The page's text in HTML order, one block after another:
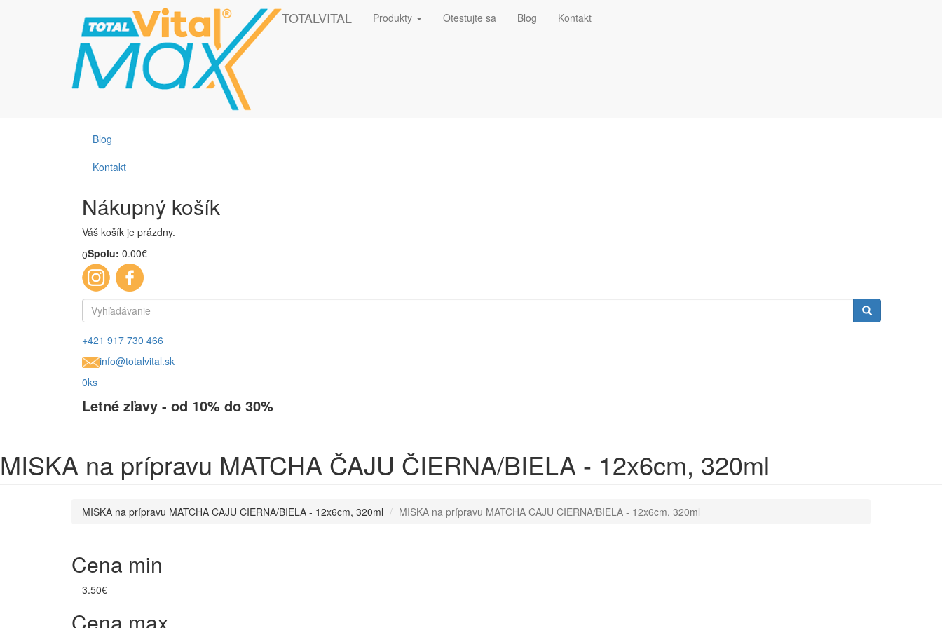
Táto webová lokalita používa cookies, ktoré nám pomôžu získať to najlepšie pri návšteve našich webových stránok.
TOTALVITAL Produkty Otestujte sa Blog Kontakt
Produkty
Blog
Kontakt
Nákupný košík
Váš košík je prázdny.
0Spolu: 0.00€
Vyhľadávanie
Vyhľadávanie
+421 917 730 466
info@totalvital.sk
0ks
Letné zľavy - od 10% do 30%
MISKA na prípravu MATCHA ČAJU ČIERNA/BIELA - 12x6cm, 320ml
MISKA na prípravu MATCHA ČAJU ČIERNA/BIELA - 12x6cm, 320ml MISKA na prípravu MATCHA ČAJU ČIERNA/BIELA - 12x6cm, 320ml
Cena min
3.50€